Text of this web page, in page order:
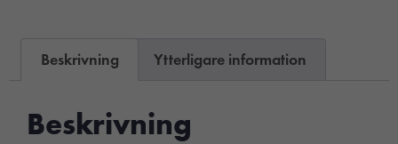
Beskrivning Ytterligare information
Beskrivning